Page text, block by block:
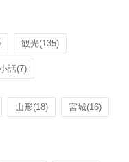
観光(135)
話(7)
山形(18) 宮城(16)